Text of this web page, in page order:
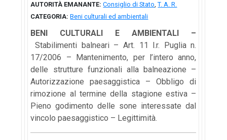
AUTORITÀ EMANANTE: Consiglio di Stato,T. A. R.
CATEGORIA: Beni culturali ed ambientali
BENI CULTURALI E AMBIENTALI –
Stabilimenti balneari – Art. 11 l.r. Puglia n.
17/2006 – Mantenimento, per l’intero anno,
delle strutture funzionali alla balneazione –
Autorizzazione paesaggistica – Obbligo di
rimozione al termine della stagione estiva –
Pieno godimento delle sone interessate dal
vincolo paesaggistico – Legittimità.